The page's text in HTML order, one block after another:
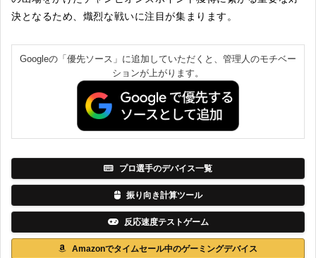
決となるため、熾烈な戦いに注目が集まります。
Googleの「優先ソース」に追加していただくと、管理人のモチベー
ションが上がります。
プロ選手のデバイス一覧
振り向き計算ツール
反応速度テストゲーム
Amazonでタイムセール中のゲーミングデバイス